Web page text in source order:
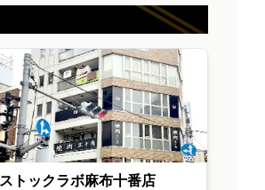
ストックラボ麻布十番店